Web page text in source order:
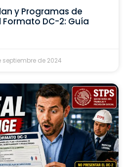
y Programas de
DC-2: Guía
septiembre de 2024